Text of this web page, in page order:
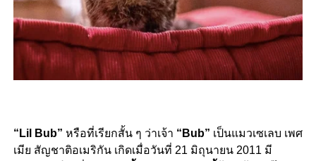
“Lil Bub” หรือที่เรียกสั้น ๆ ว่าเจ้า “Bub” เป็นแมวเซเลบ เพศ
เมีย สัญชาติอเมริกัน เกิดเมื่อวันที่ 21 มิถุนายน 2011 มี